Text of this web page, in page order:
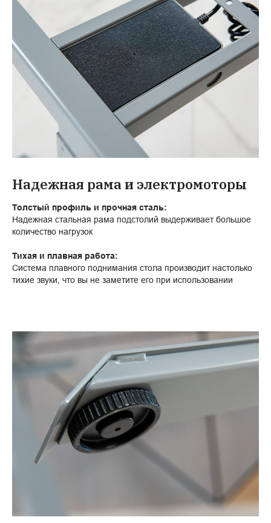
Надежная рама и электромоторы
Толстый профиль и прочная сталь:
Надежная стальная рама подстолий выдерживает большое
количество нагрузок
Тихая и плавная работа:
Система плавного поднимания стола производит настолько
тихие звуки, что вы не заметите его при использовании